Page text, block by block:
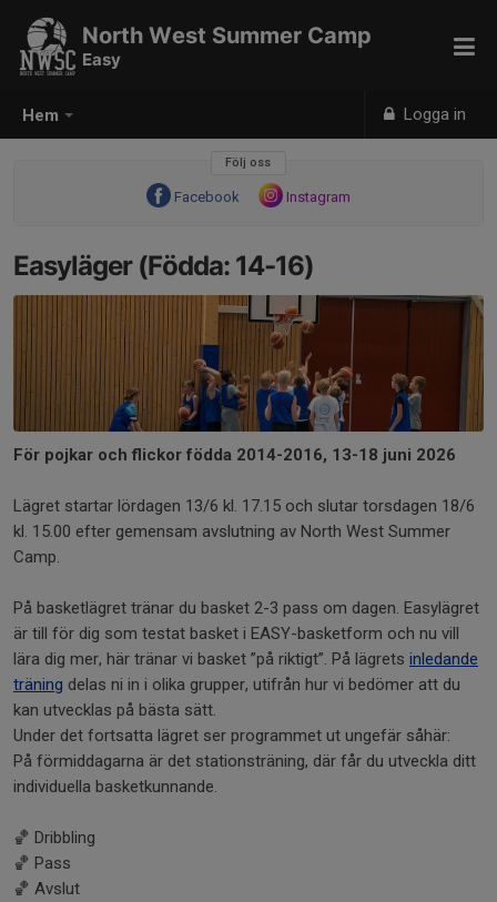
Hem Logga in
North West Summer Camp
Easy
Följ oss
Facebook Instagram
Easyläger (Födda: 14-16)
För pojkar och flickor födda 2014-2016, 13-18 juni 2026
Lägret startar lördagen 13/6 kl. 17.15 och slutar torsdagen 18/6
kl. 15.00 efter gemensam avslutning av North West Summer
Camp.
På basketlägret tränar du basket 2-3 pass om dagen. Easylägret
är till för dig som testat basket i EASY-basketform och nu vill
lära dig mer, här tränar vi basket ”på riktigt”. På lägrets inledande
träning delas ni in i olika grupper, utifrån hur vi bedömer att du
kan utvecklas på bästa sätt.
Under det fortsatta lägret ser programmet ut ungefär såhär:
På förmiddagarna är det stationsträning, där får du utveckla ditt
individuella basketkunnande.
🏀 Dribbling
🏀 Pass
🏀 Avslut